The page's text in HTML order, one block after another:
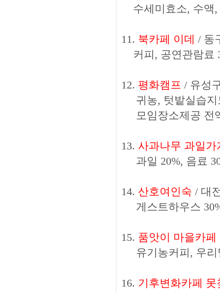
수세미효소, 수액,
11. 북카페 이데 / 동
커피, 공연관람료
12. 평화캠프 / 유성
귀농, 텃밭실습지
모임장소제공 전
13. 사과나무 과일가
과일 20%, 음료
14. 산호여인숙 / 대
게스트하우스
15. 품앗이 마을카페
유기농커피, 우리
16. 기후변화카페